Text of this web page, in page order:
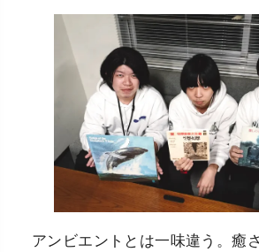
アンビエントとは一味違う。癒